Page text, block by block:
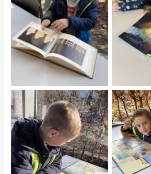
No Caption
No Caption